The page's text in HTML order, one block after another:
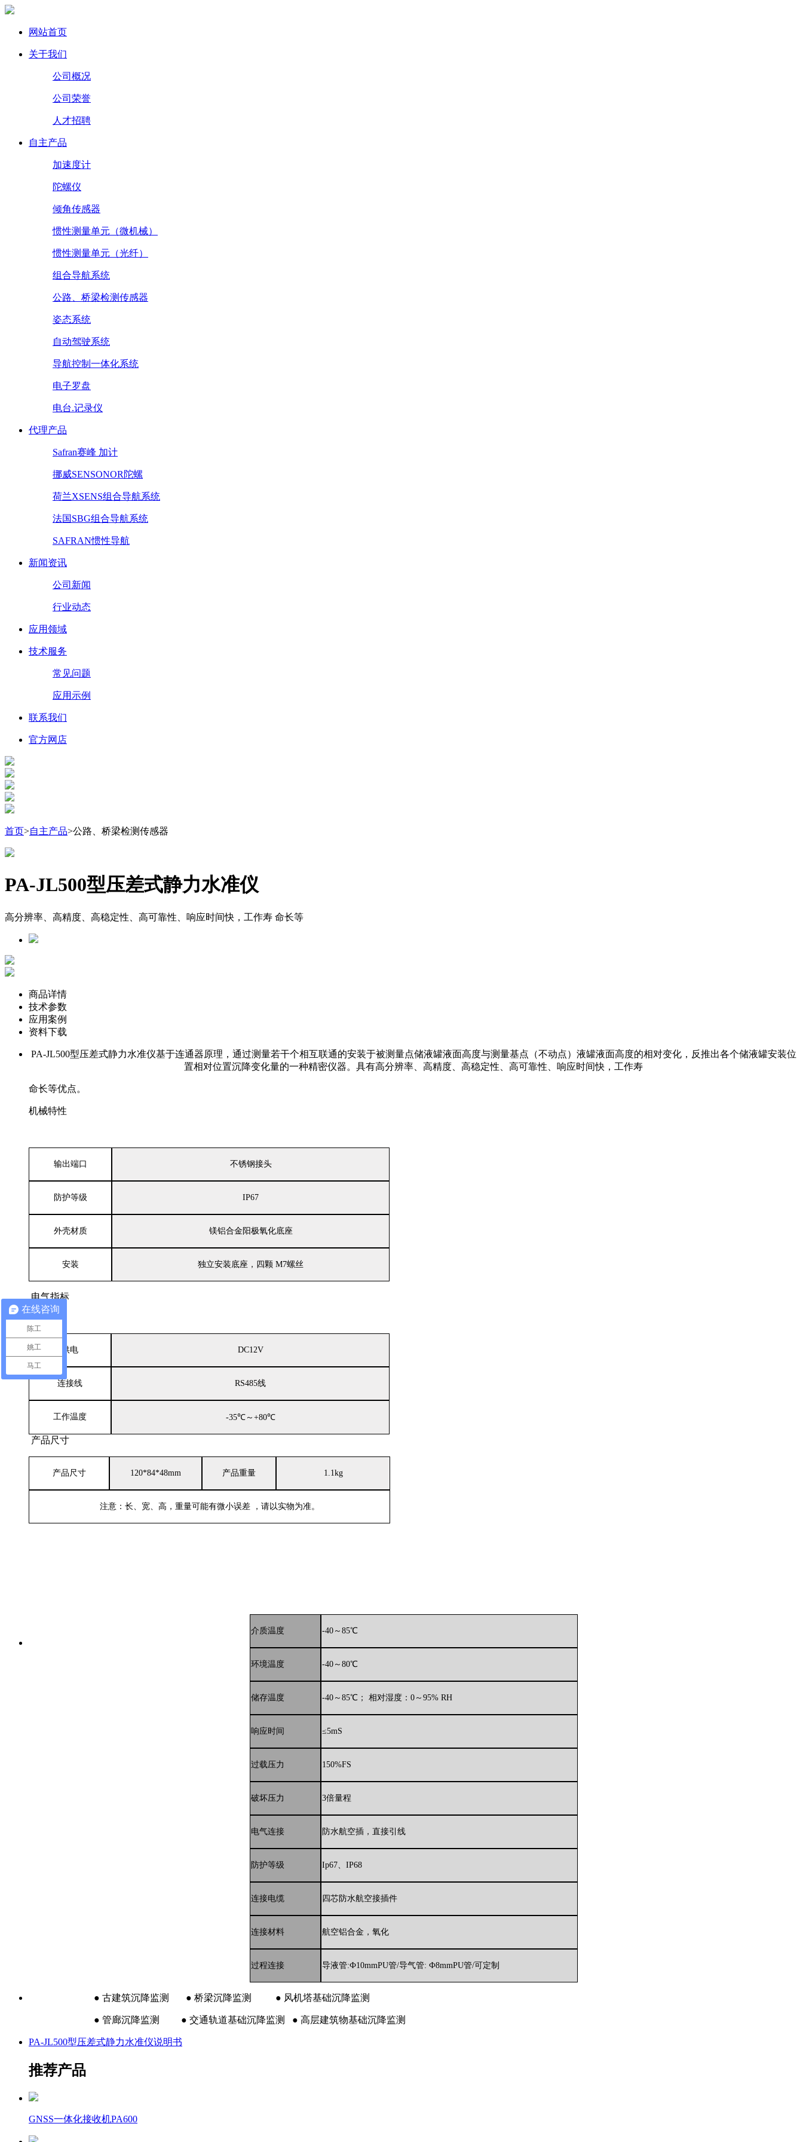
网站首页
关于我们
公司概况
公司荣誉
人才招聘
自主产品
加速度计
陀螺仪
倾角传感器
惯性测量单元（微机械）
惯性测量单元（光纤）
组合导航系统
公路、桥梁检测传感器
姿态系统
自动驾驶系统
导航控制一体化系统
电子罗盘
电台.记录仪
代理产品
Safran赛峰 加计
挪威SENSONOR陀螺
荷兰XSENS组合导航系统
法国SBG组合导航系统
SAFRAN惯性导航
新闻资讯
公司新闻
行业动态
应用领域
技术服务
常见问题
应用示例
联系我们
官方网店
首页>自主产品>公路、桥梁检测传感器
PA-JL500型压差式静力水准仪
高分辨率、高精度、高稳定性、高可靠性、响应时间快，工作寿 命长等
商品详情
技术参数
应用案例
资料下载
PA-JL500型压差式静力水准仪基于连通器原理，通过测量若干个相互联通的安装于被测量点储液罐液面高度与测量基点（不动点）液罐液面高度的相对变化，反推出各个储液罐安装位
置相对位置沉降变化量的一种精密仪器。具有高分辨率、高精度、高稳定性、高可靠性、响应时间快，工作寿
命长等优点。
机械特性
输出端口 不锈钢接头
防护等级 IP67
外壳材质 镁铝合金阳极氧化底座
安装 独立安装底座，四颗 M7螺丝
电气指标
供电 DC12V
连接线 RS485线
工作温度 -35℃～+80℃
产品尺寸
产品尺寸 120*84*48mm 产品重量 1.1kg
注意：长、宽、高，重量可能有微小误差 ，请以实物为准。
介质温度 -40～85℃
环境温度 -40～80℃
储存温度 -40～85℃； 相对湿度：0～95% RH
响应时间 ≤5mS
过载压力 150%FS
破坏压力 3倍量程
电气连接 防水航空插，直接引线
防护等级 Ip67、IP68
连接电缆 四芯防水航空接插件
连接材料 航空铝合金，氧化
过程连接 导液管:Ф10mmPU管/导气管: Ф8mmPU管/可定制
● 古建筑沉降监测 ● 桥梁沉降监测 ● 风机塔基础沉降监测
● 管廊沉降监测 ● 交通轨道基础沉降监测 ● 高层建筑物基础沉降监测
PA-JL500型压差式静力水准仪说明书
推荐产品
GNSS一体化接收机PA600
在线咨询
陈工
姚工
马工